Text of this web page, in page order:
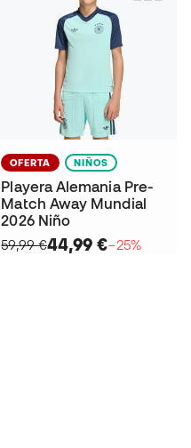
OFERTA NIÑOS
Playera Alemania Pre-
Match Away Mundial
2026 Niño
59,99 €44,99 €−25%